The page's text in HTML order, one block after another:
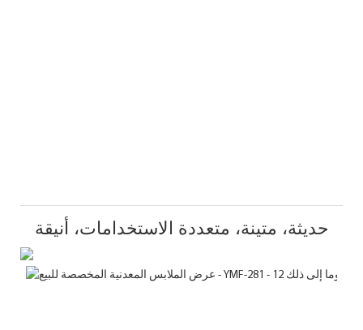
حديثة، متينة، متعددة الاستخدامات، أنيقة